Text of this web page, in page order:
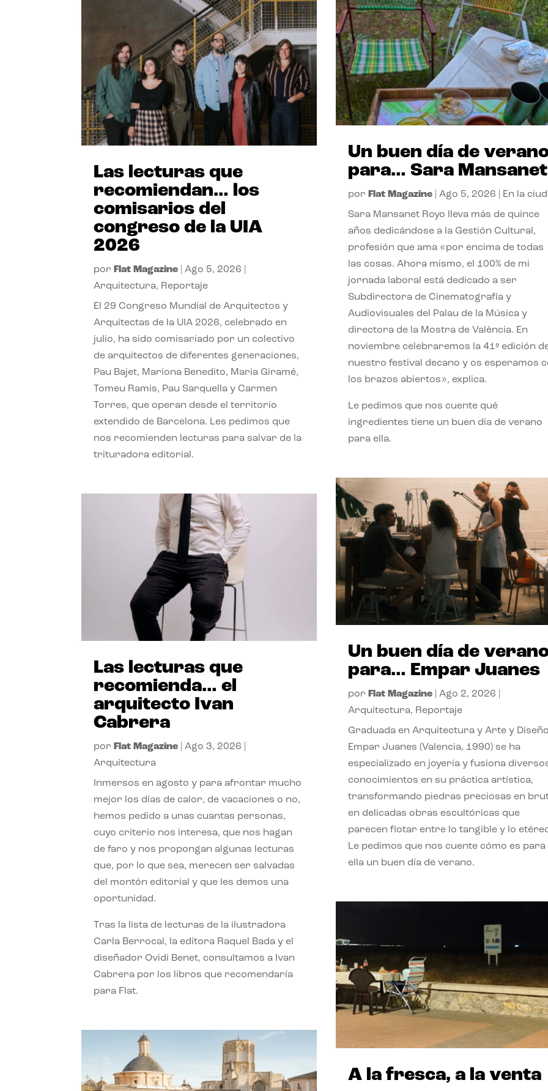
Las lecturas que
recomiendan… los
comisarios del
congreso de la UIA
2026
por Flat Magazine |Ago 5, 2026
Arquitectura, Reportaje
El 29 Congreso Mundial de Arquitectos y
Arquitectas de la UIA 2026, celebrado en
julio, ha sido comisariado por un colectivo
de arquitectos de diferentes generaciones,
Pau Bajet, Mariona Benedito, Maria Giramé,
Tomeu Ramis, Pau Sarquella y Carmen
Torres, que operan desde el territorio
extendido de Barcelona. Les pedimos que
nos recomienden lecturas para salvar de la
trituradora editorial.
Las lecturas que
recomienda… el
arquitecto Ivan
Cabrera
por Flat Magazine |Ago 3, 2026
Arquitectura
Inmersos en agosto y para afrontar mucho
mejor los días de calor, de vacaciones o no,
hemos pedido a unas cuantas personas,
cuyo criterio nos interesa, que nos hagan
de faro y nos propongan algunas lecturas
que, por lo que sea, merecen ser salvadas
del montón editorial y que les demos una
oportunidad.
Tras la lista de lecturas de la ilustradora
Carla Berrocal, la editora Raquel Bada y el
diseñador Ovidi Benet, consultamos a Ivan
Cabrera por los libros que recomendaría
para Flat.
Un buen día de
para… Sara Mansanet
por Flat Magazine| Ago 5, 2026 En la
Sara Mansanet Royo lleva más de quince
años dedicándose a la Gestión Cultural,
profesión que ama «por encima de todas
las cosas. Ahora mismo, el 100% de mi
jornada laboral está dedicado a ser
Subdirectora de Cinematografía y
Audiovisuales del Palau de la Música y
directora de la Mostra de València. En
noviembre celebraremos la 41ª edición
nuestro festival decano y os esperamos
los brazos abiertos», explica.
Le pedimos que nos cuente qué
ingredientes tiene un buen día de verano
para ella.
Un buen día de
para… Empar Juanes
por Flat Magazine| Ago 2, 2026
Arquitectura, Reportaje
Graduada en Arquitectura y Arte y
Empar Juanes (Valencia, 1990) se ha
especializado en joyería y fusiona
conocimientos en su práctica artística,
transformando piedras preciosas en
en delicadas obras escultóricas que
parecen flotar entre lo tangible y lo
Le pedimos que nos cuente cómo es para
ella un buen día de verano.
A la fresca, a la venta